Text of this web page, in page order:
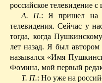
российское телевидение
А. П.: Я пришел на
телевидения. Сейчас у
тогда, когда Пушкинскому
лет назад. Я был
назывался «Имя
Фомина, мой первый
Т. П.: Но уже на